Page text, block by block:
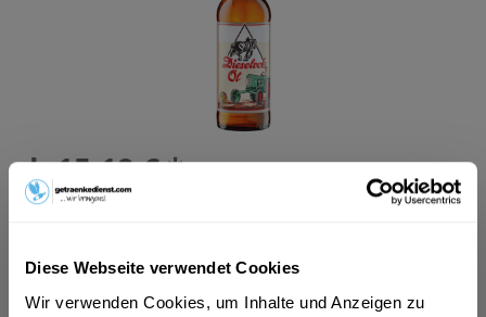
Diese Webseite verwendet Cookies
Wir verwenden Cookies, um Inhalte und Anzeigen zu
ab 15,19 € *
Inhalt:7.92 Liter (1,92 € * / 1 Liter)
MEHRWEG
+3,42 € Pfand